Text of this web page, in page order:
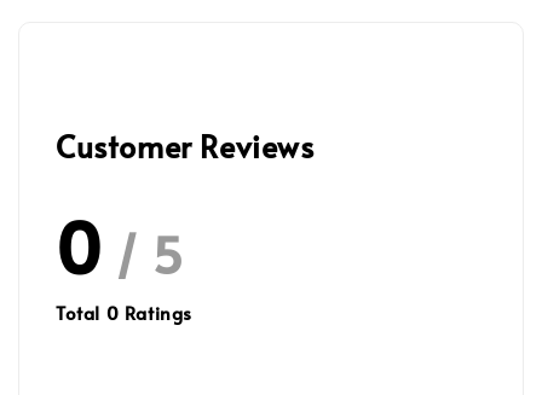
Customer Reviews
0 / 5
Total 0 Ratings